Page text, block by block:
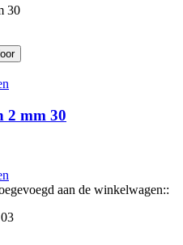
30
2 mm 30
aan de winkelwagen::